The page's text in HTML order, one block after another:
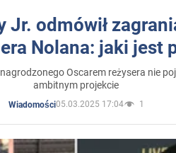
Jr. odmówił
Nolana: jaki jest
Oscarem reżysera nie
ambitnym projekcie
Wiadomości05.03.2025 17:04 1